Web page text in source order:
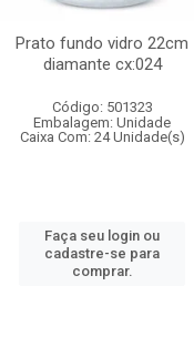
Prato fundo vidro 22cm
diamante cx:024
Código: 501323
Embalagem: Unidade
Caixa Com: 24 Unidade(s)
Faça seu login ou
cadastre-se para
comprar.